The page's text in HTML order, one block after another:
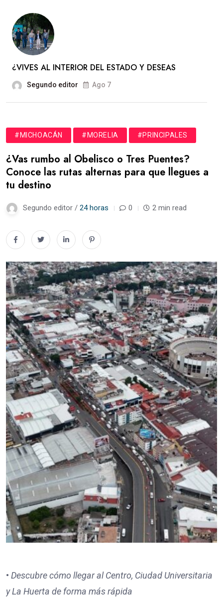
¿VIVES AL INTERIOR DEL ESTADO Y DESEAS
Segundo editor Ago 7
#MICHOACÁN #MORELIA #PRINCIPALES
¿Vas rumbo al Obelisco o Tres Puentes?
Conoce las rutas alternas para que llegues a
tu destino
Segundo editor / 24 horas 0 2 min read
• Descubre cómo llegar al Centro, Ciudad Universitaria
y La Huerta de forma más rápida